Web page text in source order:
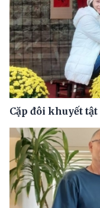
Cặp đôi khuyết